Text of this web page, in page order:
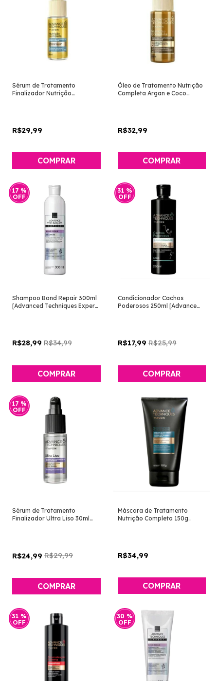
Sérum de Tratamento
Finalizador Nutrição
R$29,99
Óleo de Tratamento Nutrição
Completa Argan e Coco
R$32,99
17 %
OFF
Shampoo Bond Repair 300ml
[Advanced Techniques Expert
R$28,99 R$34,99
31 %
OFF
Condicionador Cachos
Poderosos 250ml [Advance
R$17,99 R$25,99
17 %
OFF
Sérum de Tratamento
Finalizador Ultra Liso 30ml
R$24,99 R$29,99
Máscara de Tratamento
Nutrição Completa 150g
R$34,99
31 %
OFF
30 %
OFF